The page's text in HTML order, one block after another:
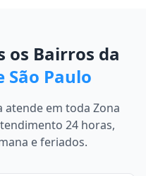
os Bairros da
São Paulo
atende em toda Zona
24 horas,
e feriados.